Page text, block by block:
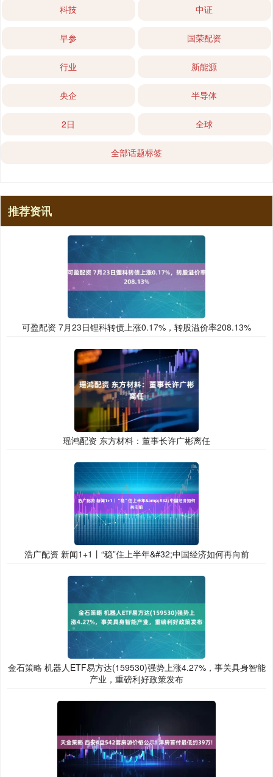
科技 中证
早参 国荣配资
行业 新能源
央企 半导体
2日 全球
全部话题标签
推荐资讯
可盈配资 7月23日锂科转债上涨0.17%，转股溢价率208.13%
瑶鸿配资 东方材料：董事长许广彬离任
浩广配资 新闻1+1丨“稳”住上半年&#32;中国经济如何再向前
金石策略 机器人ETF易方达(159530)强势上涨4.27%，事关具身智能
产业，重磅利好政策发布